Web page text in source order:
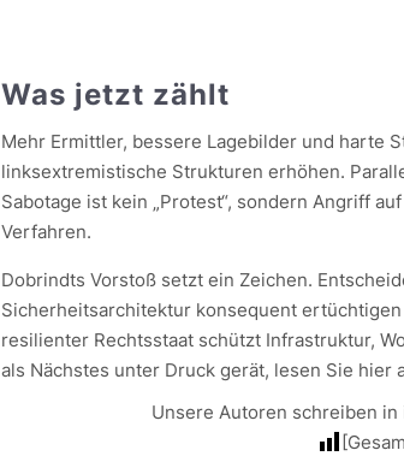
Was jetzt zählt
Mehr Ermittler, bessere Lagebilder und harte
linksextremistische Strukturen erhöhen.
Sabotage ist kein „Protest“, sondern Angriff
Verfahren.
Dobrindts Vorstoß setzt ein Zeichen.
Sicherheitsarchitektur konsequent
resilienter Rechtsstaat schützt Infrastruktur,
als Nächstes unter Druck gerät, lesen Sie hier
Unsere Autoren schreiben